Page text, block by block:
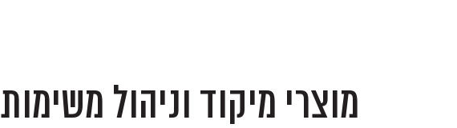
מוצרי מיקוד וניהול משימות